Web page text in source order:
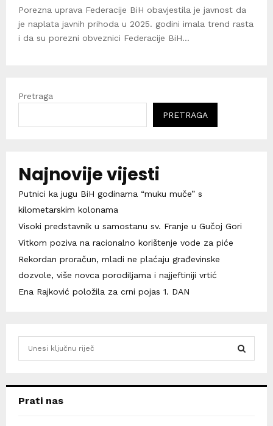
Porezna uprava Federacije BiH obavjestila je javnost da
je naplata javnih prihoda u 2025. godini imala trend rasta
i da su porezni obveznici Federacije BiH...
Pretraga
PRETRAGA
Najnovije vijesti
Putnici ka jugu BiH godinama “muku muče” s
kilometarskim kolonama
Visoki predstavnik u samostanu sv. Franje u Gučoj Gori
Vitkom poziva na racionalno korištenje vode za piće
Rekordan proračun, mladi ne plaćaju građevinske
dozvole, više novca porodiljama i najjeftiniji vrtić
Ena Rajković položila za crni pojas 1. DAN
hPrati nas